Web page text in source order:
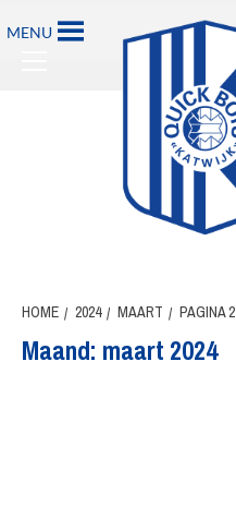
naar
MENU
Primary
HOME 2024 MAART PAGINA 2
Maand: maart 2024